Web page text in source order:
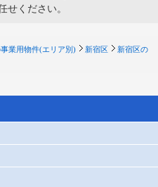
せください。
業用物件(エリア別) 新宿区
新宿区の